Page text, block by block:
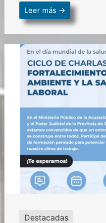
Leer más →
Destacadas